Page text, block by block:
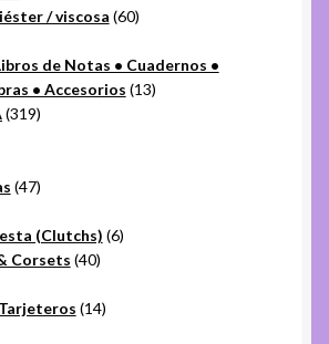
productos
/ viscosa 6060
de Notas • Cuadernos •
• Accesorios 1313
319319
4747
(Clutchs) 66
Corsets 4040
1414